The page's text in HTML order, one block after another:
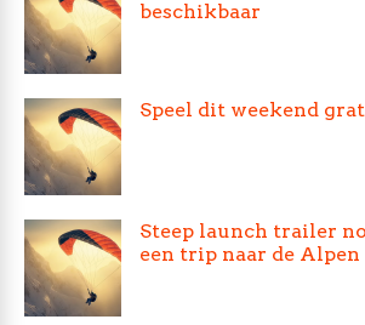
beschikbaar
Speel dit weekend
Steep launch trailer
een trip naar de Alpen